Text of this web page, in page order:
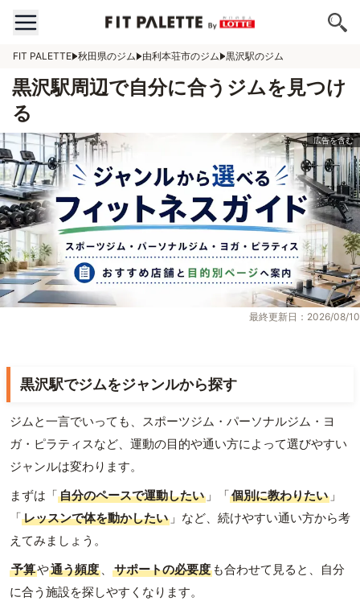
FIT PALETTE 秋田県のジム 由利本荘市のジム 黒沢駅のジム
黒沢駅周辺で自分に合うジムを見つけ
る
最終更新日：2026/08/10
黒沢駅でジムをジャンルから探す
ジムと一言でいっても、スポーツジム・パーソナルジム・ヨ
ガ・ピラティスなど、運動の目的や通い方によって選びやすい
ジャンルは変わります。
まずは「自分のペースで運動したい 」「個別に教わりたい 」
「レッスンで体を動かしたい 」など、続けやすい通い方から考
えてみましょう。
予算や通う頻度 、 サポートの必要度 も合わせて見ると、自分
に合う施設を探しやすくなります。